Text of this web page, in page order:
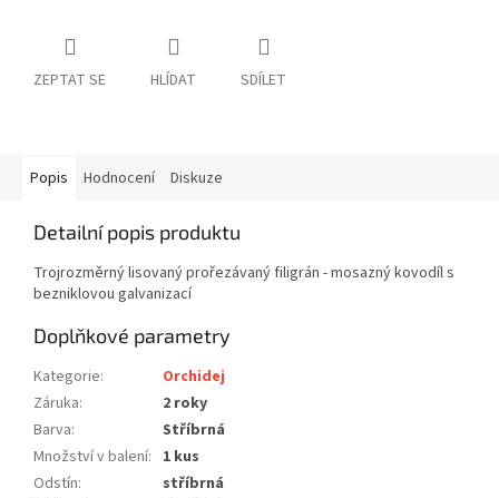
ZEPTAT SE HLÍDAT SDÍLET
Popis Hodnocení Diskuze
Detailní popis produktu
Trojrozměrný lisovaný prořezávaný filigrán - mosazný kovodíl s
bezniklovou galvanizací
Doplňkové parametry
Kategorie:
Orchidej
Záruka:
2 roky
Barva:
Stříbrná
Množství v balení: 1 kus
Odstín:
stříbrná